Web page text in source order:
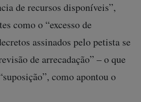
de recursos disponíveis”,
como o “excesso de
assinados pelo petista se
de arrecadação” – o que
como apontou o